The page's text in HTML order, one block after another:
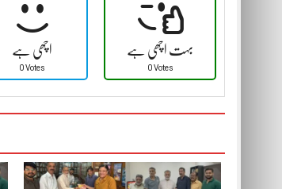
اچھی ہے
0 Votes
بہت اچھی ہے
0 Votes